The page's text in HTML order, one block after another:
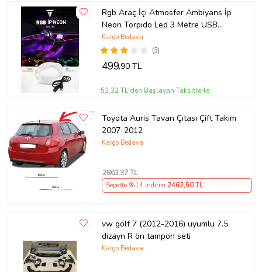
Rgb Araç İçi Atmosfer Ambiyans İp
Neon Torpido Led 3 Metre USB
Girişli
(3)
Kargo Bedava
499,90 TL
53,32 TL'den Başlayan Taksitlerle
Toyota Auris Tavan Çıtası Çift Takım
2007-2012
Kargo Bedava
2863,37 TL
Sepette %14 İndirim 2462,50 TL
vw golf 7 (2012-2016) uyumlu 7.5
dizayn R ön tampon seti
Kargo Bedava